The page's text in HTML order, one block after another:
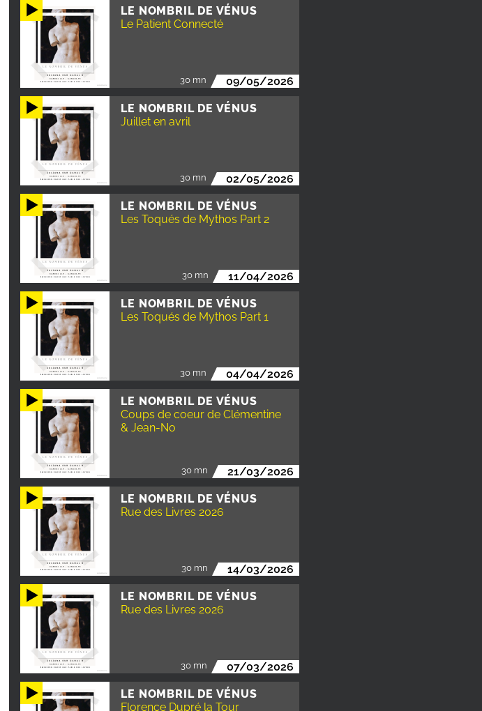
LE NOMBRIL DE VÉNUS
Le Patient Connecté
30 mn 09/05/2026
LE NOMBRIL DE VÉNUS
Juillet en avril
30 mn 02/05/2026
LE NOMBRIL DE VÉNUS
Les Toqués de Mythos Part 2
30 mn 11/04/2026
LE NOMBRIL DE VÉNUS
Les Toqués de Mythos Part 1
30 mn 04/04/2026
LE NOMBRIL DE VÉNUS
Coups de coeur de Clémentine
& Jean-No
30 mn 21/03/2026
LE NOMBRIL DE VÉNUS
Rue des Livres 2026
30 mn 14/03/2026
LE NOMBRIL DE VÉNUS
Rue des Livres 2026
30 mn 07/03/2026
LE NOMBRIL DE VÉNUS
Florence Dupré la Tour